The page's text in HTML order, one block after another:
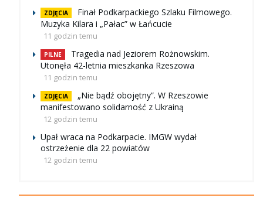
ZDJĘCIA
Finał Podkarpackiego Szlaku Filmowego.
Muzyka Kilara i „Pałac” w Łańcucie
11 godzin temu
PILNE
Tragedia nad Jeziorem Rożnowskim.
Utonęła 42-letnia mieszkanka Rzeszowa
11 godzin temu
ZDJĘCIA
„Nie bądź obojętny”. W Rzeszowie
manifestowano solidarność z Ukrainą
12 godzin temu
Upał wraca na Podkarpacie. IMGW wydał
ostrzeżenie dla 22 powiatów
12 godzin temu